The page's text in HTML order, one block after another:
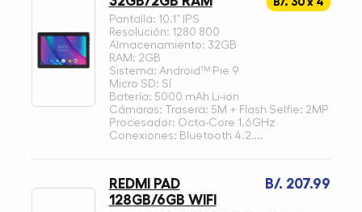
Pantalla: 10.1” IPS
Resolución: 1280 800
Almacenamiento: 32GB
RAM: 2GB
Sistema: Android™ Pie 9
Micro SD: Sí
Batería: 5000 mAh Li-ion
Cámaras: Trasera: 5M + Flash Selfie: 2MP
Procesador: Octa-Core 1.6GHz
Conexiones: Bluetooth 4.2,...
B/. 207.99
REDMI PAD
128GB/6GB WIFI